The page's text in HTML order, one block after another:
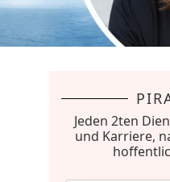
Jeden 2ten
und Karriere,